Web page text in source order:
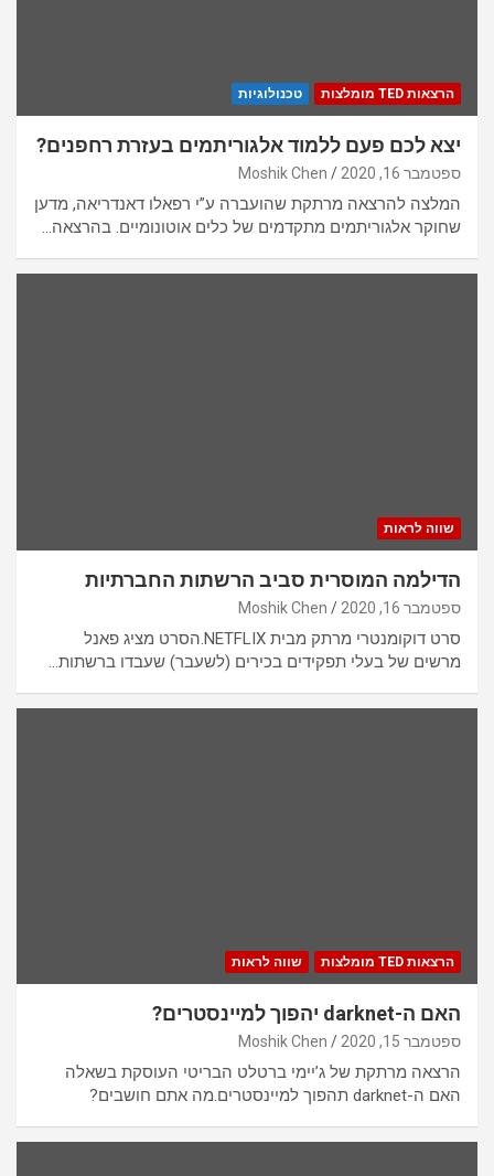
הרצאות TED מומלצות טכנולוגיות
יצא לכם פעם ללמוד אלגוריתמים בעזרת רחפנים?
ספטמבר 16, 2020 Moshik Chen
המלצה להרצאה מרתקת שהועברה ע”י רפאלו דאנדריאה, מדען
שחוקר אלגוריתמים מתקדמים של כלים אוטונומיים. בהרצאה…
שווה לראות
הדילמה המוסרית סביב הרשתות החברתיות
ספטמבר 16, 2020 Moshik Chen
סרט דוקומנטרי מרתק מבית NETFLIX.הסרט מציג פאנל
מרשים של בעלי תפקידים בכירים (לשעבר) שעבדו ברשתות…
הרצאות TED מומלצות שווה לראות
האם ה-darknet יהפוך למיינסטרים?
ספטמבר 15, 2020 Moshik Chen
הרצאה מרתקת של ג’יימי ברטלט הבריטי העוסקת בשאלה
האם ה-darknet תהפוך למיינסטרים.מה אתם חושבים?